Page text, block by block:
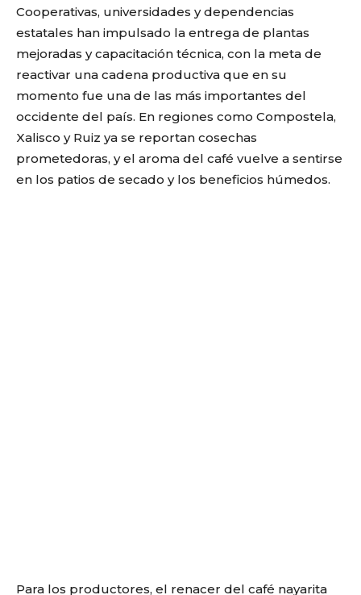
Cooperativas, universidades y dependencias
estatales han impulsado la entrega de plantas
mejoradas y capacitación técnica, con la meta de
reactivar una cadena productiva que en su
momento fue una de las más importantes del
occidente del país. En regiones como Compostela,
Xalisco y Ruiz ya se reportan cosechas
prometedoras, y el aroma del café vuelve a sentirse
en los patios de secado y los beneficios húmedos.
Para los productores, el renacer del café nayarita